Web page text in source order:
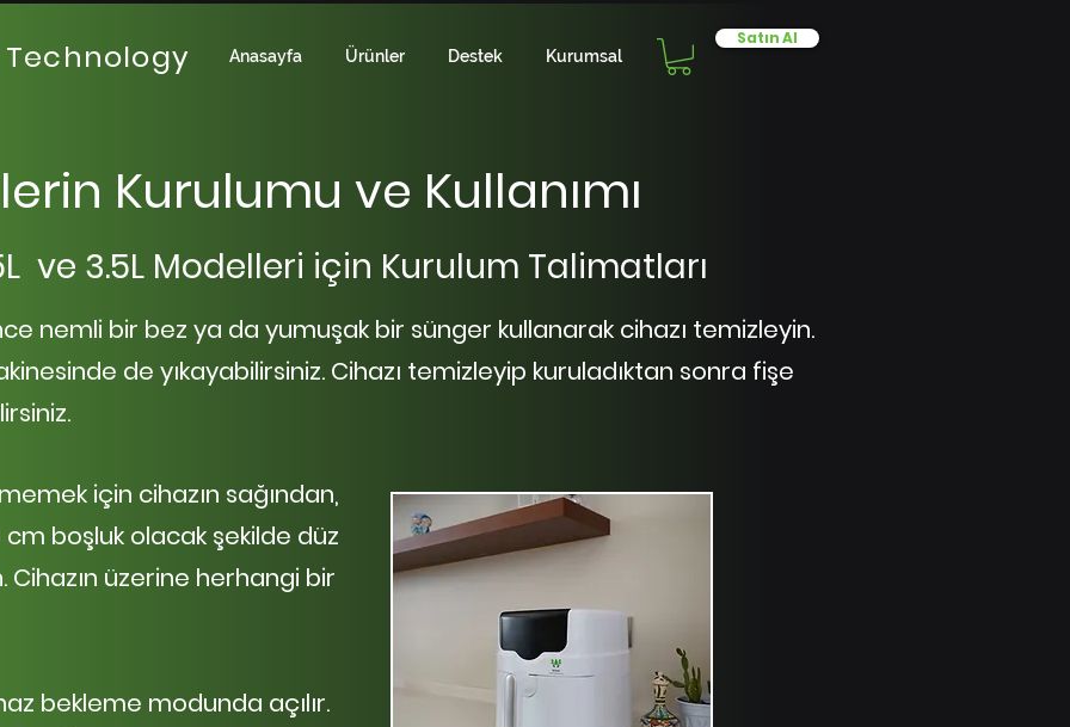
Anasayfa Ürünler Destek Kurumsal
Satın Al
Kurulumu ve Kullanımı
ve 3.5L Modelleri için Kurulum Talimatları
nemli bir bez ya da yumuşak bir sünger kullanarak cihazı temizleyin.
de yıkayabilirsiniz. Cihazı temizleyip kuruladıktan sonra fişe
için cihazın sağından,
boşluk olacak şekilde düz
Cihazın üzerine herhangi bir
bekleme modunda açılır.